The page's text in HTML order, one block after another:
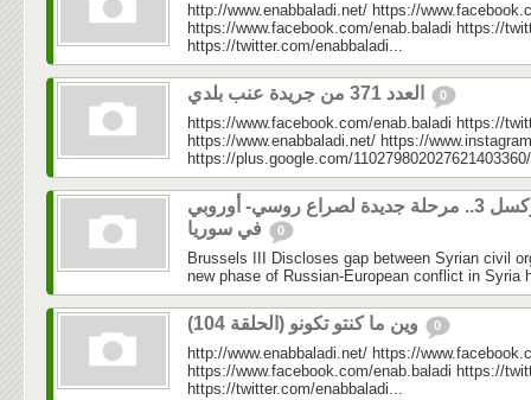
http://www.enabbaladi.net/ https://
https://www.facebook.com/enab.baladi https://
https://twitter.com/enabbaladi...
0
https://www.facebook.com/enab.baladi https://
https://www.enabbaladi.net/ https://
https://plus.google.com/
بروكسل 3.. مرحلة جديدة لصراع روسي- أوروبي
0
Brussels III Discloses gap between Syrian civil
new phase of Russian-European conflict in Syria
0
http://www.enabbaladi.net/ https://
https://www.facebook.com/enab.baladi https://
https://twitter.com/enabbaladi...